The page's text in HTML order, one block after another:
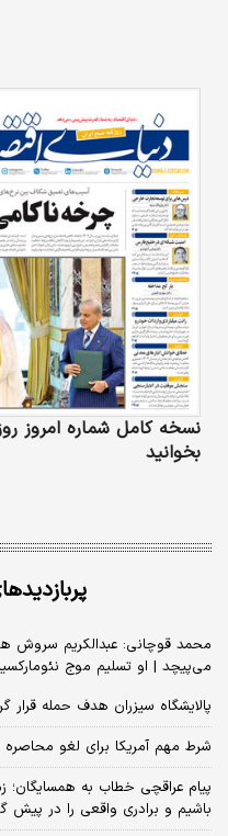
نسخه کامل شماره امروز
بخوانید
محمد قوچانی: عبدالکریم سروش
می‌پیچد | او تسلیم موج
پالایشگاه سیزران هدف حمله قرار
شرط مهم آمریکا برای لغو محاصره
پیام عراقچی خطاب به
باشیم و برادری واقعی را در پیش